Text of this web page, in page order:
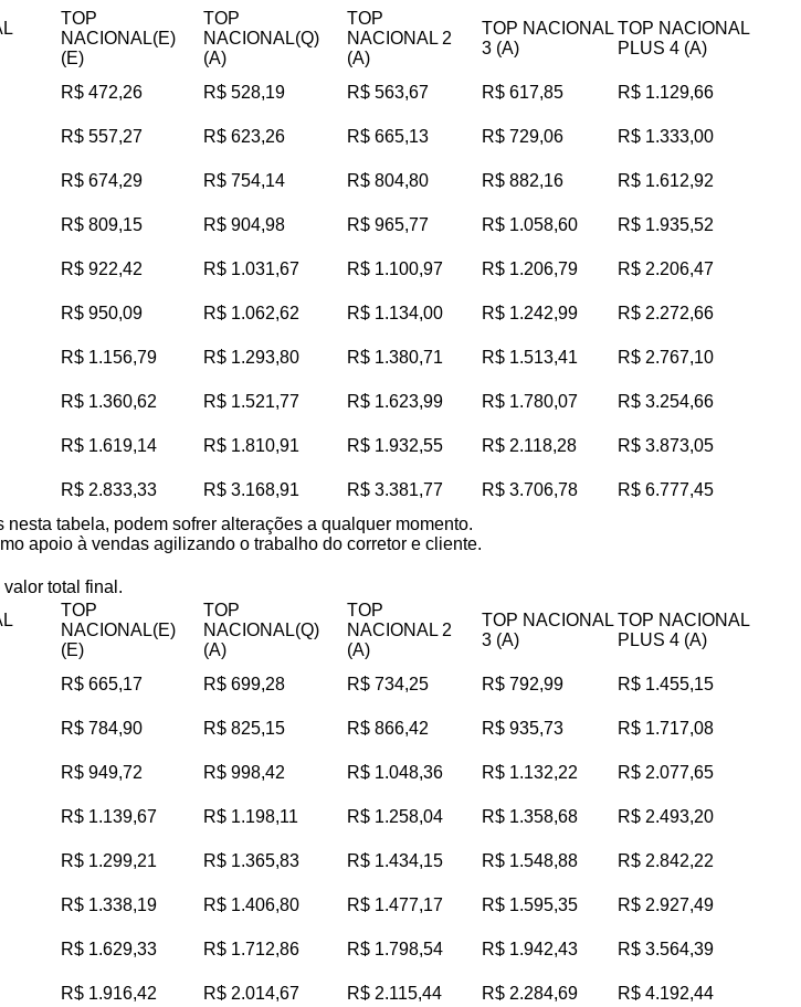
TOP
NACIONAL(E)
(E)
TOP
NACIONAL(Q)
(A)
TOP
NACIONAL 2
(A)
TOP NACIONAL
3 (A)
TOP NACIONAL
PLUS 4 (A)
R$ 472,26 R$ 528,19 R$ 563,67 R$ 617,85
R$ 1.129,66
R$ 557,27 R$ 623,26 R$ 665,13 R$ 729,06
R$ 1.333,00
R$ 674,29 R$ 754,14 R$ 804,80 R$ 882,16
R$ 1.612,92
R$ 809,15 R$ 904,98 R$ 965,77 R$ 1.058,60
R$ 1.935,52
R$ 922,42 R$ 1.031,67 R$ 1.100,97 R$ 1.206,79
R$ 2.206,47
R$ 950,09 R$ 1.062,62 R$ 1.134,00 R$ 1.242,99
R$ 2.272,66
R$ 1.156,79 R$ 1.293,80 R$ 1.380,71 R$ 1.513,41
R$ 2.767,10
R$ 1.360,62 R$ 1.521,77 R$ 1.623,99 R$ 1.780,07
R$ 3.254,66
R$ 1.619,14 R$ 1.810,91 R$ 1.932,55 R$ 2.118,28
R$ 3.873,05
R$ 2.833,33 R$ 3.168,91 R$ 3.381,77 R$ 3.706,78
R$ 6.777,45
tabela, podem sofrer alterações a qualquer momento.
apoio à vendas agilizando o trabalho do corretor e cliente.
total final.
TOP
NACIONAL(E)
(E)
TOP
NACIONAL(Q)
(A)
TOP
NACIONAL 2
(A)
TOP NACIONAL
3 (A)
TOP NACIONAL
PLUS 4 (A)
R$ 665,17 R$ 699,28 R$ 734,25 R$ 792,99
R$ 1.455,15
R$ 784,90 R$ 825,15 R$ 866,42 R$ 935,73
R$ 1.717,08
R$ 949,72 R$ 998,42 R$ 1.048,36 R$ 1.132,22
R$ 2.077,65
R$ 1.139,67 R$ 1.198,11 R$ 1.258,04 R$ 1.358,68
R$ 2.493,20
R$ 1.299,21 R$ 1.365,83 R$ 1.434,15 R$ 1.548,88
R$ 2.842,22
R$ 1.338,19 R$ 1.406,80 R$ 1.477,17 R$ 1.595,35
R$ 2.927,49
R$ 1.629,33 R$ 1.712,86 R$ 1.798,54 R$ 1.942,43
R$ 3.564,39
R$ 1.916,42 R$ 2.014,67 R$ 2.115,44 R$ 2.284,69 R$ 4.192,44